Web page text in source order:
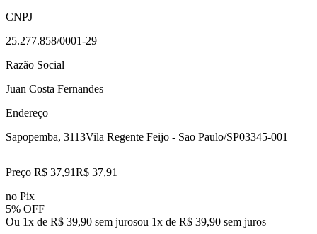
CNPJ
25.277.858/0001-29
Razão Social
Juan Costa Fernandes
Endereço
Sapopemba, 3113Vila Regente Feijo - Sao Paulo/SP03345-001
Preço R$ 37,91R$ 37,91
no Pix
5% OFF
Ou 1x de R$ 39,90 sem jurosou 1x de R$ 39,90 sem juros